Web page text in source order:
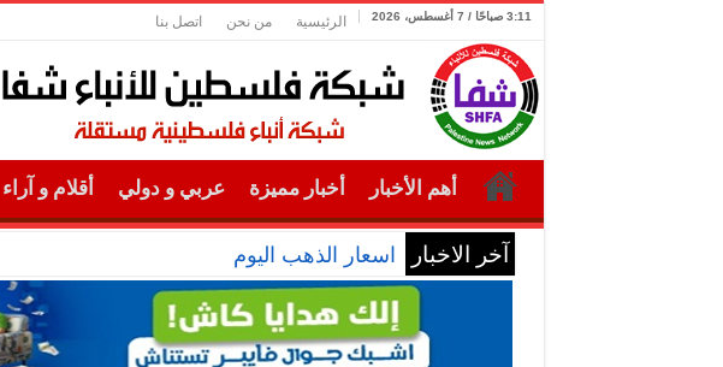
3:11 صباحًا / 7 أغسطس، 2026 الرئيسية من نحن اتصل بنا
أهم الأخبار أخبار مميزة عربي و دولي أقلام و آراء
آخر الاخبار اسعار الذهب اليوم